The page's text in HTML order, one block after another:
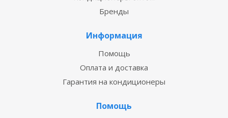
Бренды
Информация
Помощь
Оплата и доставка
Гарантия на кондиционеры
Помощь